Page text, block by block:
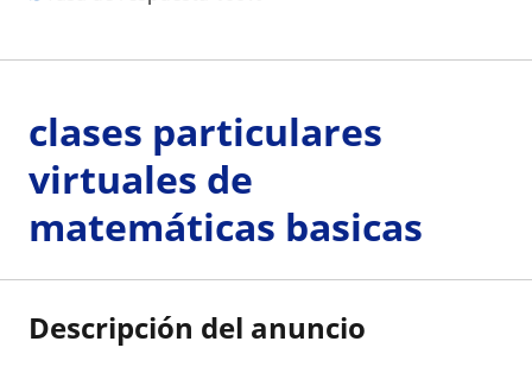
clases particulares
virtuales de
matemáticas basicas
Descripción del anuncio